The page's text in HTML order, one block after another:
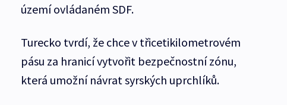
území ovládaném SDF.
Turecko tvrdí, že chce v třicetikilometrovém
pásu za hranicí vytvořit bezpečnostní zónu,
která umožní návrat syrských uprchlíků.